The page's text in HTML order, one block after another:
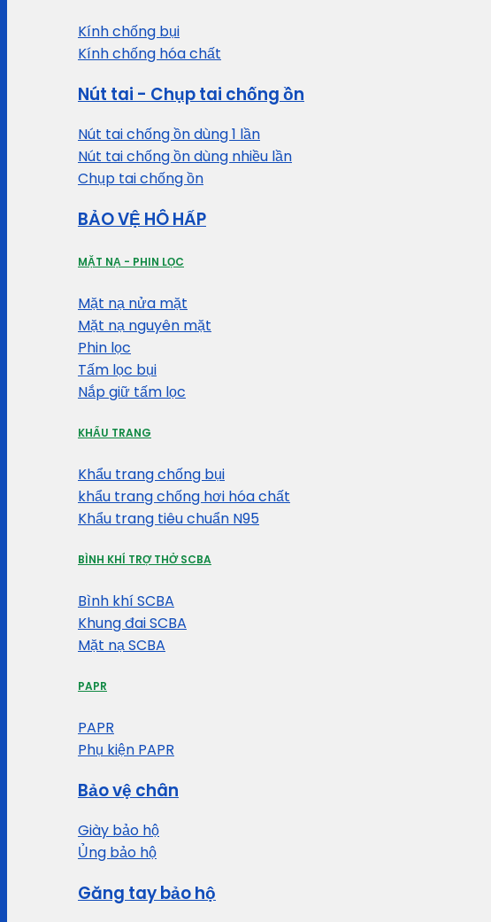
Kính chống bụi
Kính chống hóa chất
Nút tai - Chụp tai chống ồn
Nút tai chống ồn dùng 1 lần
Nút tai chống ồn dùng nhiều lần
Chụp tai chống ồn
BẢO VỆ HÔ HẤP
MẶT NẠ - PHIN LỌC
Mặt nạ nửa mặt
Mặt nạ nguyên mặt
Phin lọc
Tấm lọc bụi
Nắp giữ tấm lọc
KHẨU TRANG
Khẩu trang chống bụi
khẩu trang chống hơi hóa chất
Khẩu trang tiêu chuẩn N95
BÌNH KHÍ TRỢ THỞ SCBA
Bình khí SCBA
Khung đai SCBA
Mặt nạ SCBA
PAPR
PAPR
Phụ kiện PAPR
Bảo vệ chân
Giày bảo hộ
Ủng bảo hộ
Găng tay bảo hộ